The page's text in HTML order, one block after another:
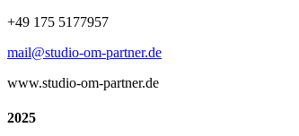
+49 175 5177957
mail@studio-om-partner.de
www.studio-om-partner.de
2025